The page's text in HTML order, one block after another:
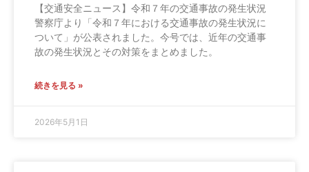
【交通安全ニュース】令和７年の交通事故の発生状況
警察庁より「令和７年における交通事故の発生状況に
ついて」が公表されました。今号では、近年の交通事
故の発生状況とその対策をまとめました。
続きを見る »
2026年5月1日